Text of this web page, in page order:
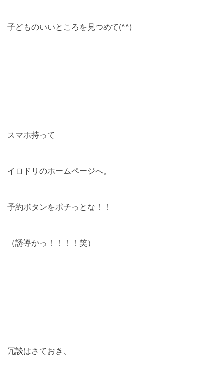
子どものいいところを見つめて(^^)
スマホ持って
イロドリのホームページへ。
予約ボタンをポチっとな！！
（誘導かっ！！！！笑）
冗談はさておき、